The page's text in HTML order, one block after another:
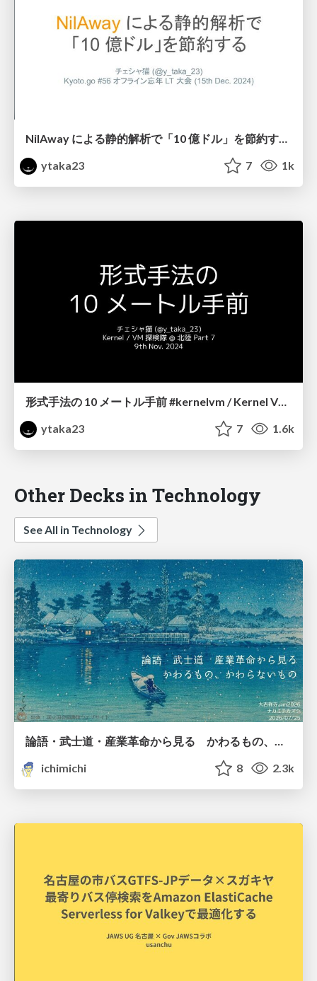
NilAway による静的解析で「10 億ドル」を節約する #kyotogo / Kyoto Go 56th
ytaka23
7 1k
形式手法の 10 メートル手前 #kernelvm / Kernel VM Study Hokuriku Part 7
ytaka23
7 1.6k
Other Decks in Technology
See All in Technology
ichimichi
8 2.3k